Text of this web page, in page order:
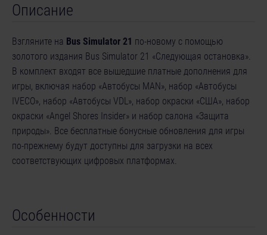
Описание
Взгляните на Bus Simulator 21 по-новому с помощью
золотого издания Bus Simulator 21 «Следующая остановка».
В комплект входят все вышедшие платные дополнения для
игры, включая набор «Автобусы MAN», набор «Автобусы
IVECO», набор «Автобусы VDL», набор окраски «США», набор
окраски «Angel Shores Insider» и набор салона «Защита
природы». Все бесплатные бонусные обновления для игры
по-прежнему будут доступны для загрузки на всех
соответствующих цифровых платформах.
Особенности